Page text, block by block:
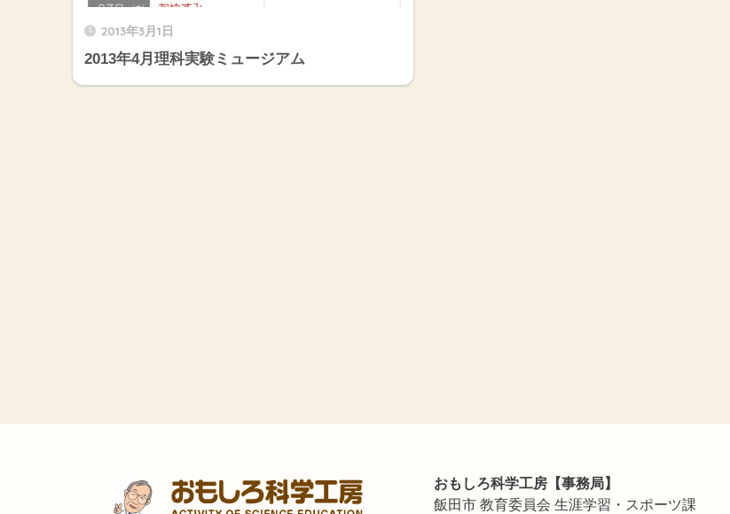
2013年3月1日
2013年4月理科実験ミュージアム
おもしろ科学工房【事務局】
飯田市 教育委員会 生涯学習・スポーツ課